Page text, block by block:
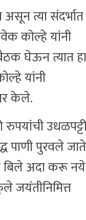
त्या संदर्भात
कोल्हे यांनी
घेऊन त्यात हा
यांनी
केले.
पाणी पुरवले
बिले अदा करू नये
जयंतीनिमित्त